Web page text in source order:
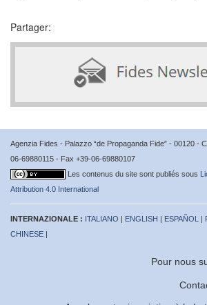
Partager:
Agenzia Fides - Palazzo “de Propaganda Fide” - 00120 -
06-69880115 - Fax +39-06-69880107
Les contenus du site sont publiés sous
Attribution 4.0 International
INTERNAZIONALE : ITALIANO | ENGLISH | ESPAÑOL |
CHINESE |
Pour nous